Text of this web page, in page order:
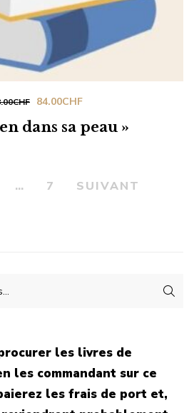
dans sa peau »
CHF
Le
prix
168.00CHF.
84.00CHFLe
prix
84.00CHF.
… 7 SUIVANT
les livres de
les commandant sur ce
les frais de port et,